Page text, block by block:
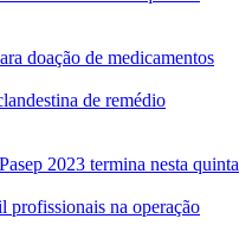
doação de medicamentos
de remédio
2023 termina nesta quinta
profissionais na operação